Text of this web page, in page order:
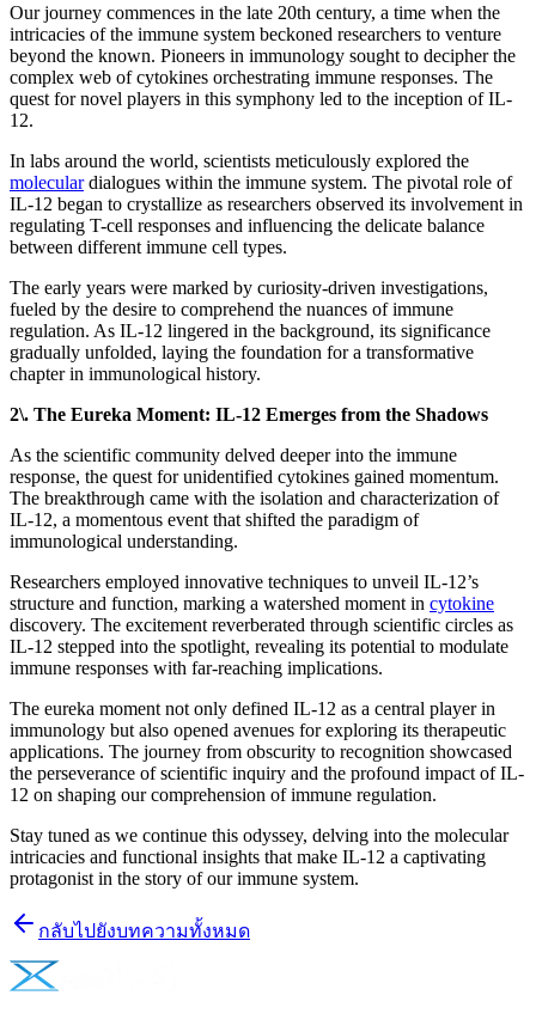
Our journey commences in the late 20th century, a time when the
intricacies of the immune system beckoned researchers to venture
beyond the known. Pioneers in immunology sought to decipher the
complex web of cytokines orchestrating immune responses. The
quest for novel players in this symphony led to the inception of IL-
12.
In labs around the world, scientists meticulously explored the
moleculardialogues within the immune system. The pivotal role of
IL-12 began to crystallize as researchers observed its involvement in
regulating T-cell responses and influencing the delicate balance
between different immune cell types.
The early years were marked by curiosity-driven investigations,
fueled by the desire to comprehend the nuances of immune
regulation. As IL-12 lingered in the background, its significance
gradually unfolded, laying the foundation for a transformative
chapter in immunological history.
2\. The Eureka Moment: IL-12 Emerges from the Shadows
As the scientific community delved deeper into the immune
response, the quest for unidentified cytokines gained momentum.
The breakthrough came with the isolation and characterization of
IL-12, a momentous event that shifted the paradigm of
immunological understanding.
Researchers employed innovative techniques to unveil IL-12’s
structure and function, marking a watershed moment in cytokine
discovery. The excitement reverberated through scientific circles as
IL-12 stepped into the spotlight, revealing its potential to modulate
immune responses with far-reaching implications.
The eureka moment not only defined IL-12 as a central player in
immunology but also opened avenues for exploring its therapeutic
applications. The journey from obscurity to recognition showcased
the perseverance of scientific inquiry and the profound impact of IL-
12 on shaping our comprehension of immune regulation.
Stay tuned as we continue this odyssey, delving into the molecular
intricacies and functional insights that make IL-12 a captivating
protagonist in the story of our immune system.
กลับไปยังบทความทั้งหมด